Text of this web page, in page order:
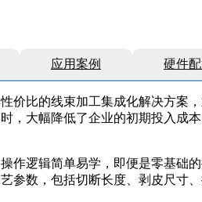
应用案例 硬件
价比的线束加工集成化解决方案
，大幅降低了企业的初期投入成
作逻辑简单易学，即便是零基础
参数，包括切断长度、剥皮尺寸